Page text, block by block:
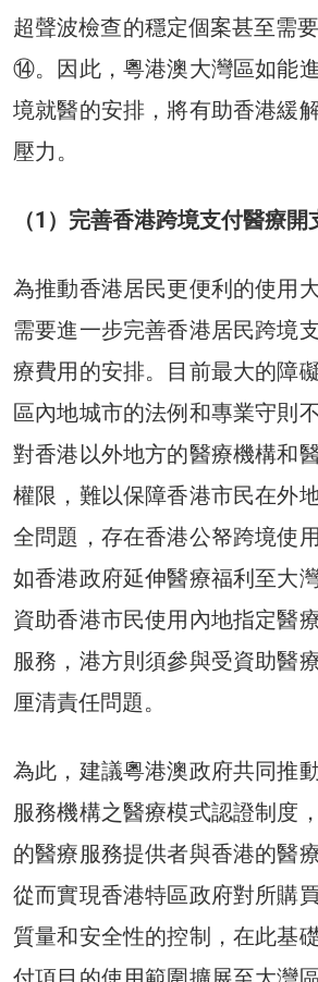
超聲波檢查的穩定個案甚至需
⑭。因此，粵港澳大灣區如能
境就醫的安排，將有助香港緩
壓力。
（1）完善香港跨境支付醫療開
為推動香港居民更便利的使用
需要進一步完善香港居民跨境
療費用的安排。目前最大的障
區內地城市的法例和專業守則
對香港以外地方的醫療機構和
權限，難以保障香港市民在外
全問題，存在香港公帑跨境使
如香港政府延伸醫療福利至大
資助香港市民使用內地指定醫
服務，港方則須參與受資助醫
厘清責任問題。
為此，建議粵港澳政府共同推
服務機構之醫療模式認證制度
的醫療服務提供者與香港的醫
從而實現香港特區政府對所購
質量和安全性的控制，在此基